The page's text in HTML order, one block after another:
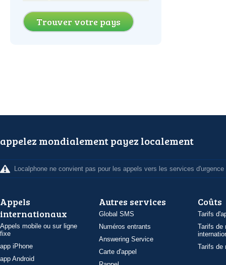
Trouver votre pays
appelez mondialement payez localement
Localphone ne convient pas pour les appels vers les services d'urgence
Appels
internationaux
Appels mobile ou sur ligne
fixe
app iPhone
app Android
Autres services
Global SMS
Numéros entrants
Answering Service
Carte d'appel
Coûts
Tarifs
Tarifs de
Tarifs de